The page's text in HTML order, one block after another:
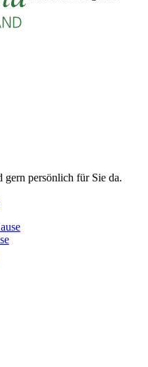
gern persönlich für Sie da.